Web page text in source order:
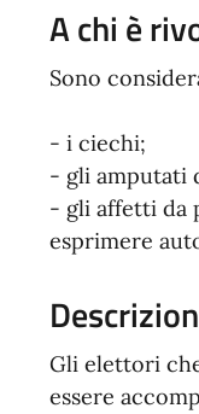
A chi è
Sono
- i ciechi;
- gli amputati
- gli affetti da
esprimere
Gli elettori
essere